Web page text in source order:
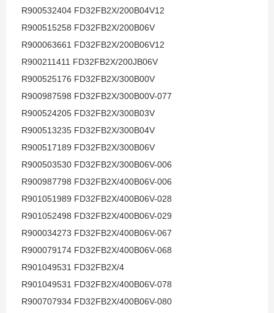
R900532404 FD32FB2X/200B04V12
R900515258 FD32FB2X/200B06V
R900063661 FD32FB2X/200B06V12
R900211411 FD32FB2X/200JB06V
R900525176 FD32FB2X/300B00V
R900987598 FD32FB2X/300B00V-077
R900524205 FD32FB2X/300B03V
R900513235 FD32FB2X/300B04V
R900517189 FD32FB2X/300B06V
R900503530 FD32FB2X/300B06V-006
R900987798 FD32FB2X/400B06V-006
R901051989 FD32FB2X/400B06V-028
R901052498 FD32FB2X/400B06V-029
R900034273 FD32FB2X/400B06V-067
R900079174 FD32FB2X/400B06V-068
R901049531 FD32FB2X/4
R901049531 FD32FB2X/400B06V-078
R900707934 FD32FB2X/400B06V-080